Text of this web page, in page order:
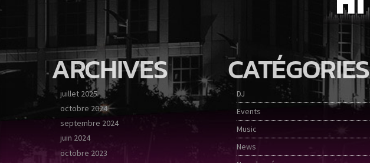
ARCHIVES
juillet 2025
octobre 2024
septembre 2024
juin 2024
octobre 2023
CATÉGORIES
DJ
Events
Music
News